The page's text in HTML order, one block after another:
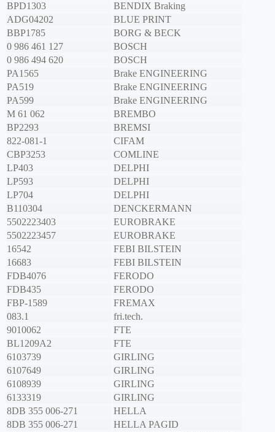
BPD1303
BENDIX Braking
ADG04202
BLUE PRINT
BBP1785
BORG & BECK
0 986 461 127
BOSCH
0 986 494 620
BOSCH
PA1565
Brake ENGINEERING
PA519
Brake ENGINEERING
PA599
Brake ENGINEERING
M 61 062
BREMBO
BP2293
BREMSI
822-081-1
CIFAM
CBP3253
COMLINE
LP403
DELPHI
LP593
DELPHI
LP704
DELPHI
B110304
DENCKERMANN
5502223403
EUROBRAKE
5502223457
EUROBRAKE
16542
FEBI BILSTEIN
16683
FEBI BILSTEIN
FDB4076
FERODO
FDB435
FERODO
FBP-1589
FREMAX
083.1
fri.tech.
9010062
FTE
BL1209A2
FTE
6103739
GIRLING
6107649
GIRLING
6108939
GIRLING
6133319
GIRLING
8DB 355 006-271
HELLA
8DB 355 006-271
HELLA PAGID